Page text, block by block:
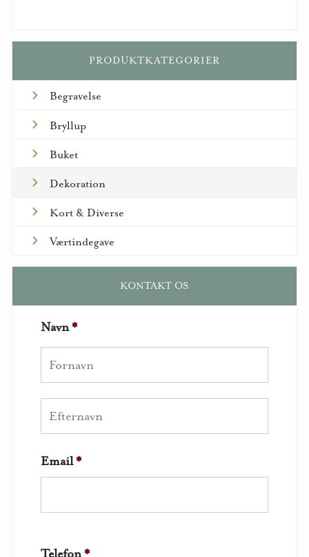
PRODUKTKATEGORIER
Begravelse
Bryllup
Buket
Dekoration
Kort & Diverse
Værtindegave
KONTAKT OS
Navn*
Email*
Telefon*